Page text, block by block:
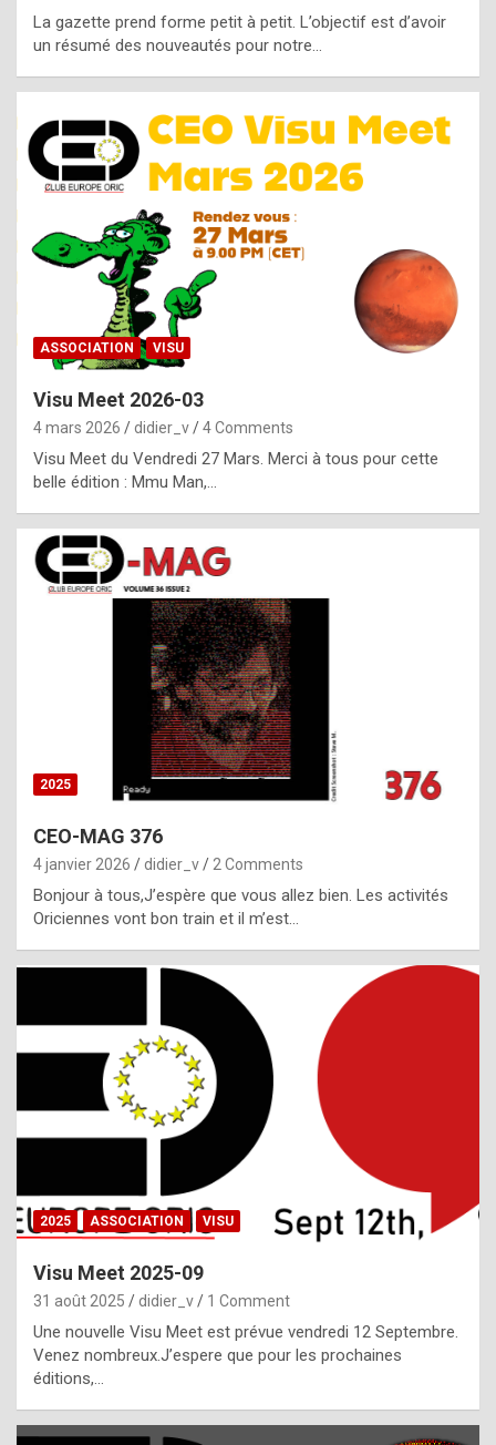
e
n
u
i
n
e
R
o
p
l
c
h
i
s
t
o
r
p
e
c
i
l
,
g
h
t
f
La gazette prend forme petit à petit. L’objectif est d’avoir
un résumé des nouveautés pour notre…
ASSOCIATION VISU
Visu Meet 2026-03
4 mars 2026 didier_v 4 Comments
Visu Meet du Vendredi 27 Mars. Merci à tous pour cette
belle édition : Mmu Man,…
2025
CEO-MAG 376
4 janvier 2026 didier_v 2 Comments
Bonjour à tous,J’espère que vous allez bien. Les activités
Oriciennes vont bon train et il m’est…
2025 ASSOCIATION VISU
Visu Meet 2025-09
31 août 2025 didier_v 1 Comment
Une nouvelle Visu Meet est prévue vendredi 12 Septembre.
Venez nombreux.J’espere que pour les prochaines
éditions,…